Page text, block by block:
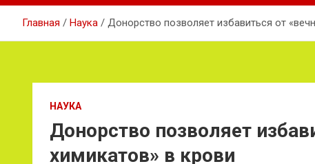
Главная Наука Донорство позволяет избавиться от
НАУКА
Донорство позволяет
химикатов» в крови